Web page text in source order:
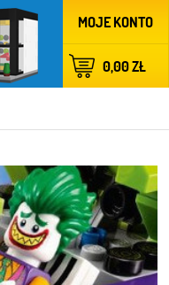
MOJE KONTO
0,00 ZŁ